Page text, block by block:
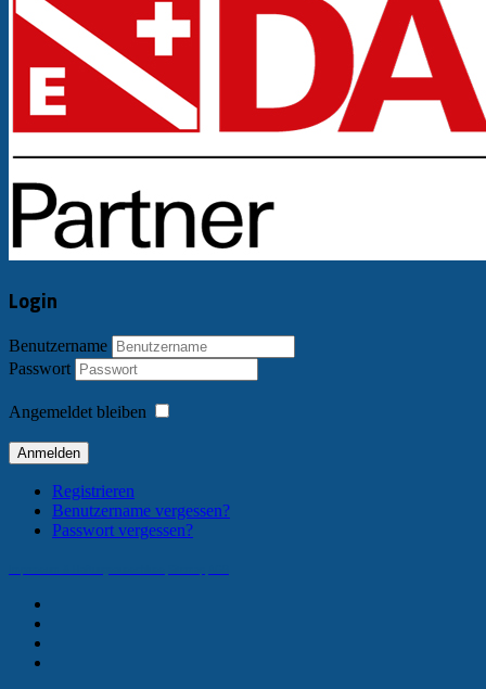
Login
Benutzername
Passwort
Angemeldet bleiben
Anmelden
Registrieren
Benutzername vergessen?
Passwort vergessen?